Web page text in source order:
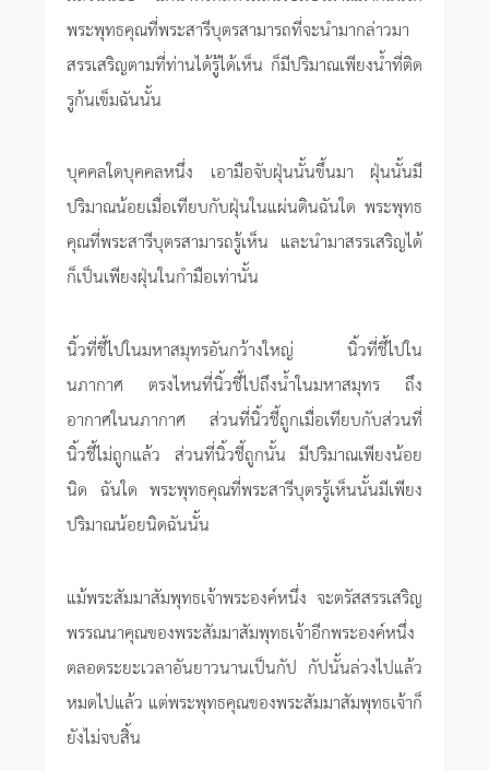
พระพุทธคุณที่พระสารีบุตรสามารถที่จะนำมากล่าวมา
สรรเสริญตามที่ท่านได้รู้ได้เห็น ก็มีปริมาณเพียงน้ำที่ติด
รูก้นเข็มฉันนั้น
บุคคลใดบุคคลหนึ่ง เอามือจับฝุ่นนั้นขึ้นมา ฝุ่นนั้นมี
ปริมาณน้อยเมื่อเทียบกับฝุ่นในแผ่นดินฉันใด พระพุทธ
คุณที่พระสารีบุตรสามารถรู้เห็น และนำมาสรรเสริญได้
ก็เป็นเพียงฝุ่นในกำมือเท่านั้น
นิ้วที่ชี้ไปในมหาสมุทรอันกว้างใหญ่ นิ้วที่ชี้ไปใน
นภากาศ ตรงไหนที่นิ้วชี้ไปถึงน้ำในมหาสมุทร ถึง
อากาศในนภากาศ ส่วนที่นิ้วชี้ถูกเมื่อเทียบกับส่วนที่
นิ้วชี้ไม่ถูกแล้ว ส่วนที่นิ้วชี้ถูกนั้น มีปริมาณเพียงน้อย
นิด ฉันใด พระพุทธคุณที่พระสารีบุตรรู้เห็นนั้นมีเพียง
ปริมาณน้อยนิดฉันนั้น
แม้พระสัมมาสัมพุทธเจ้าพระองค์หนึ่ง จะตรัสสรรเสริญ
พรรณนาคุณของพระสัมมาสัมพุทธเจ้าอีกพระองค์หนึ่ง
ตลอดระยะเวลาอันยาวนานเป็นกัป กัปนั้นล่วงไปแล้ว
หมดไปแล้ว แต่พระพุทธคุณของพระสัมมาสัมพุทธเจ้าก็
ยังไม่จบสิ้น